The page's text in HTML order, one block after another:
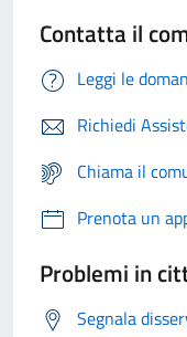
Contatta il
Leggi le
Richiedi
Chiama il
Prenota un
Problemi in
Segnala